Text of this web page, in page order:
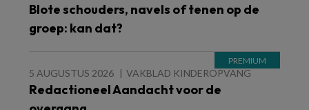
Blote schouders, navels of tenen op de
groep: kan dat?
5 AUGUSTUS 2026 VAKBLAD KINDEROPVANG
Redactioneel Aandacht voor de